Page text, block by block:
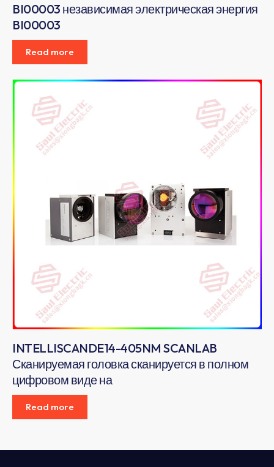
BI00003 независимая электрическая энергия
BI00003
Read more
INTELLISCANDE14-405NM SCANLAB
Сканируемая головка сканируется в полном
цифровом виде на
Read more